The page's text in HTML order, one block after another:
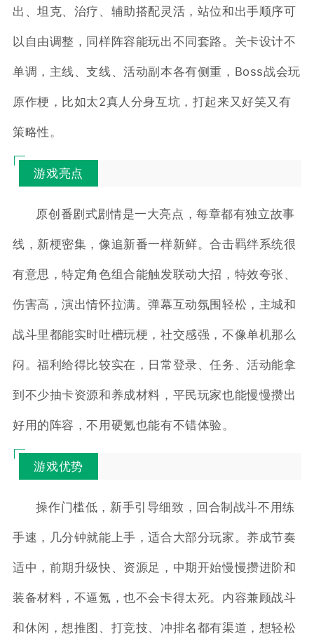
出、坦克、治疗、辅助搭配灵活，站位和出手顺序可
以自由调整，同样阵容能玩出不同套路。关卡设计不
单调，主线、支线、活动副本各有侧重，Boss战会玩
原作梗，比如太2真人分身互坑，打起来又好笑又有
策略性。
游戏亮点
原创番剧式剧情是一大亮点，每章都有独立故事
线，新梗密集，像追新番一样新鲜。合击羁绊系统很
有意思，特定角色组合能触发联动大招，特效夸张、
伤害高，演出情怀拉满。弹幕互动氛围轻松，主城和
战斗里都能实时吐槽玩梗，社交感强，不像单机那么
闷。福利给得比较实在，日常登录、任务、活动能拿
到不少抽卡资源和养成材料，平民玩家也能慢慢攒出
好用的阵容，不用硬氪也能有不错体验。
游戏优势
操作门槛低，新手引导细致，回合制战斗不用练
手速，几分钟就能上手，适合大部分玩家。养成节奏
适中，前期升级快、资源足，中期开始慢慢攒进阶和
装备材料，不逼氪，也不会卡得太死。内容兼顾战斗
和休闲，想推图、打竞技、冲排名都有渠道，想轻松